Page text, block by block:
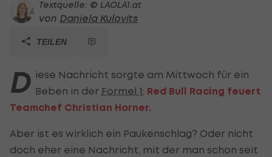
Textquelle: © LAOLA1.at
von Daniela Kulovits
TEILEN
D iese Nachricht sorgte am Mittwoch für ein
Beben in der Formel 1: Red Bull Racing feuert
Teamchef Christian Horner.
Aber ist es wirklich ein Paukenschlag? Oder nicht
doch eher eine Nachricht, mit der man schon seit